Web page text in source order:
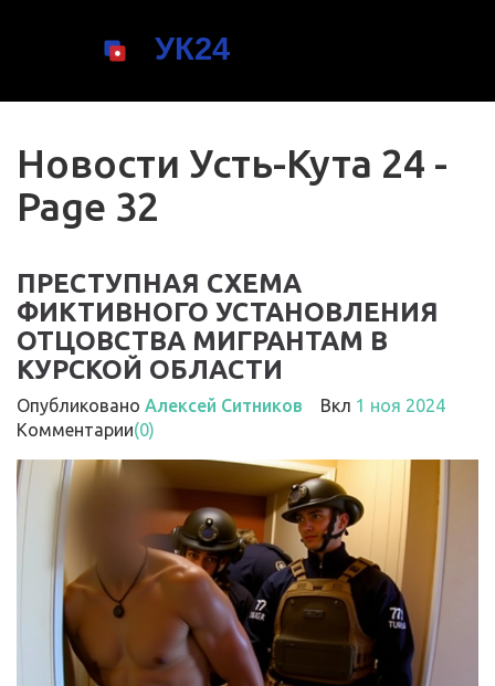
Новости Усть-Кута 24 -
Page 32
ПРЕСТУПНАЯ СХЕМА
ФИКТИВНОГО УСТАНОВЛЕНИЯ
ОТЦОВСТВА МИГРАНТАМ В
КУРСКОЙ ОБЛАСТИ
Опубликовано Алексей Ситников Вкл 1 ноя 2024
Комментарии(0)